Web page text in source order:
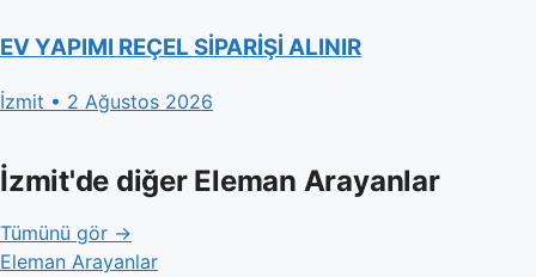
EV YAPIMI REÇEL SİPARİŞİ ALINIR
İzmit • 2 Ağustos 2026
İzmit'de diğer Eleman Arayanlar
Tümünü gör →
Eleman Arayanlar